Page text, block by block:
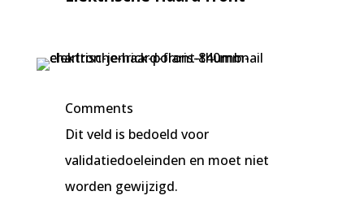
Comments
Dit veld is bedoeld voor
validatiedoeleinden en moet niet
worden gewijzigd.